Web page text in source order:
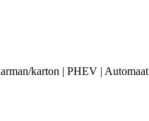
karton | PHEV | Automaat